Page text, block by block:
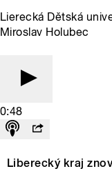
Lierecká Dětská
Miroslav Holubec
0:48
Liberecký kraj